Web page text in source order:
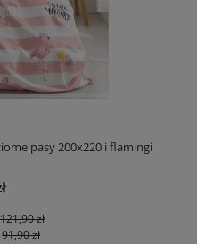
pasy 200x220 i flamingi
121,90 zł
91,90 zł